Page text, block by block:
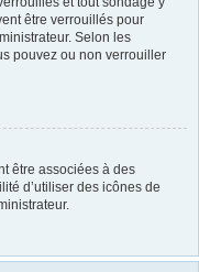
être verrouillés pour
Selon les
pouvez ou non verrouiller
être associées à des
d’utiliser des icônes de